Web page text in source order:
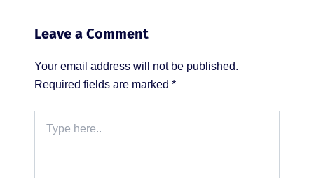
Leave a Comment
Your email address will not be published.
Required fields are marked *
here..